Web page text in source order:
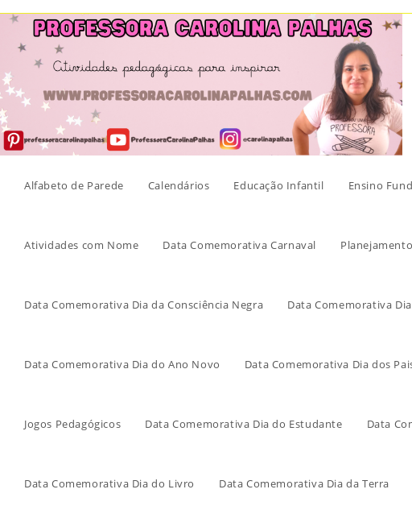
Skip
content
Alfabeto de Parede Calendários Educação Infantil Ensino
Atividades com Nome Data Comemorativa Carnaval
Data Comemorativa Dia da Consciência Negra Data Comemorativa
Data Comemorativa Dia do Ano Novo Data Comemorativa Dia dos
Jogos Pedagógicos Data Comemorativa Dia do Estudante Data
Data Comemorativa Dia do Livro Data Comemorativa Dia da Terra